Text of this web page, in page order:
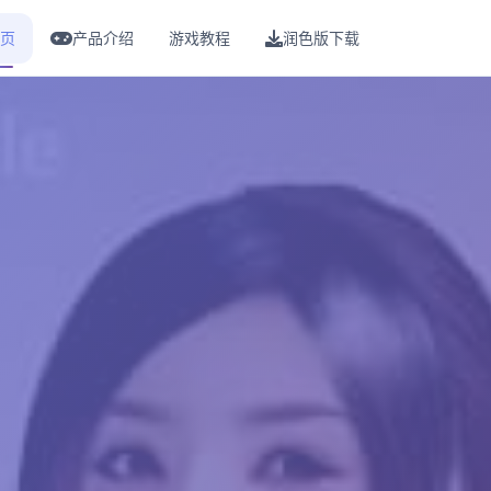
产品介绍 游戏教程 润色版下载